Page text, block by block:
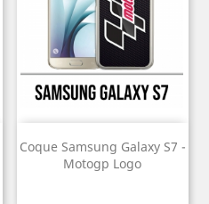
Coque Samsung Galaxy S7 -
Motogp Logo